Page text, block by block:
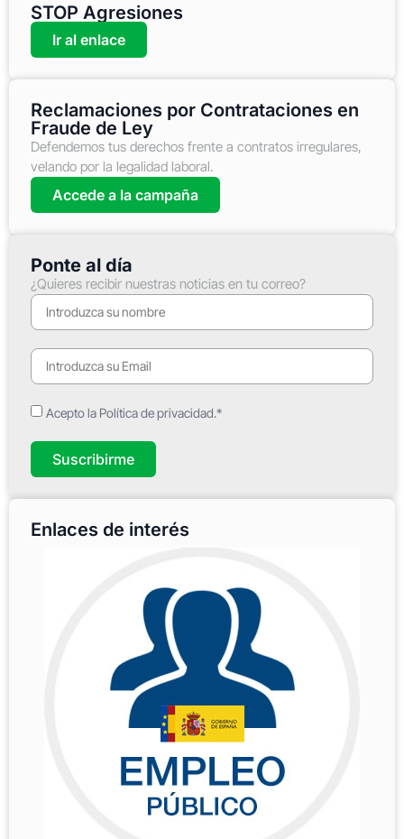
STOP Agresiones
Ir al enlace
Reclamaciones por Contrataciones en
Fraude de Ley
Defendemos tus derechos frente a contratos irregulares,
velando por la legalidad laboral.
Accede a la campaña
Ponte al día
¿Quieres recibir nuestras noticias en tu correo?
Acepto la Política de privacidad.*
Suscribirme
Enlaces de interés